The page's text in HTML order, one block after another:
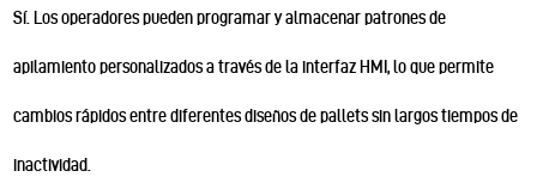
Sí. Los operadores pueden programar y almacenar patrones de
apilamiento personalizados a través de la interfaz HMI, lo que permite
cambios rápidos entre diferentes diseños de pallets sin largos tiempos de
inactividad.